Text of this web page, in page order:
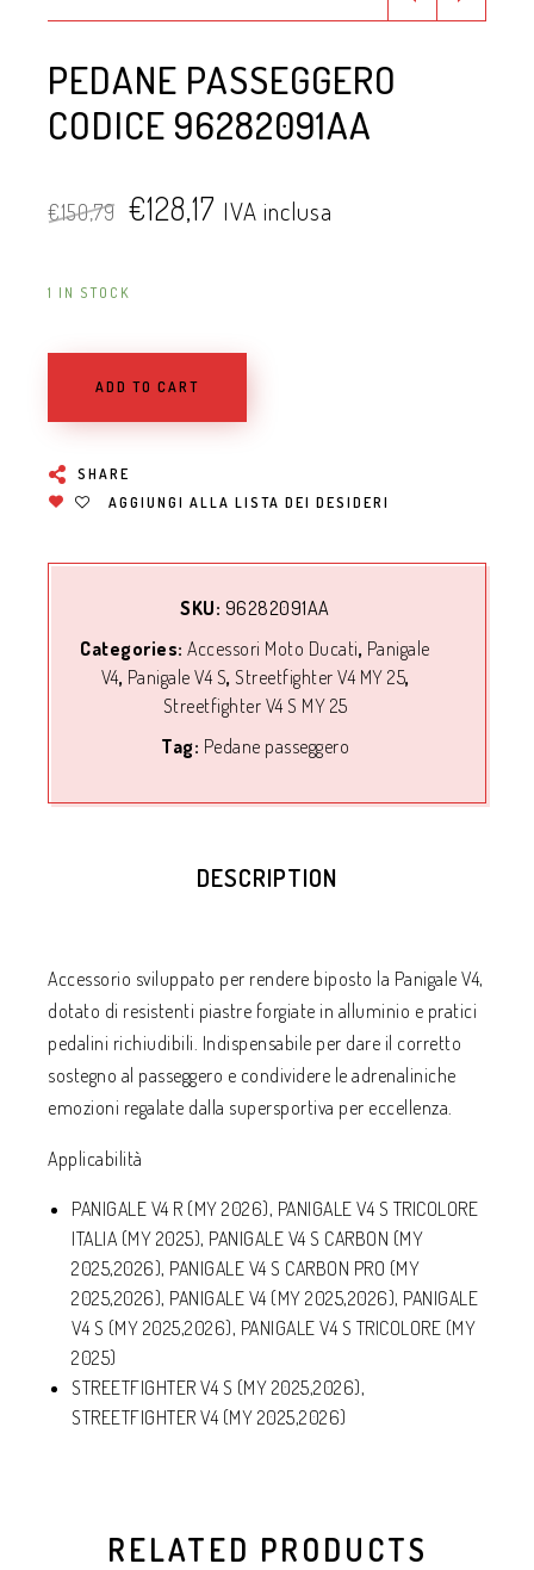
PEDANE PASSEGGERO
CODICE 96282091AA
€150,79 €128,17 IVA inclusa
1 IN STOCK
ADD TO CART
SHARE
AGGIUNGI ALLA LISTA DEI DESIDERI
SKU: 96282091AA
Categories:Accessori Moto Ducati, Panigale
V4, Panigale V4 S, Streetfighter V4 MY 25,
Streetfighter V4 S MY 25
Tag: Pedane passeggero
DESCRIPTION
Accessorio sviluppato per rendere biposto la Panigale V4,
dotato di resistenti piastre forgiate in alluminio e pratici
pedalini richiudibili. Indispensabile per dare il corretto
sostegno al passeggero e condividere le adrenaliniche
emozioni regalate dalla supersportiva per eccellenza.
Applicabilità
PANIGALE V4 R (MY 2026), PANIGALE V4 S TRICOLORE
ITALIA (MY 2025), PANIGALE V4 S CARBON (MY
2025,2026), PANIGALE V4 S CARBON PRO (MY
2025,2026), PANIGALE V4 (MY 2025,2026), PANIGALE
V4 S (MY 2025,2026), PANIGALE V4 S TRICOLORE (MY
2025)
STREETFIGHTER V4 S (MY 2025,2026),
STREETFIGHTER V4 (MY 2025,2026)
RELATED PRODUCTS